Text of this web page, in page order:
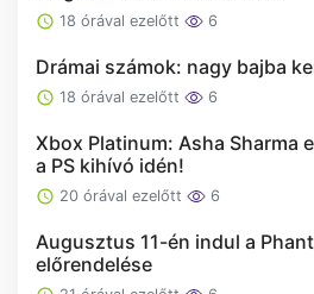
18 órával ezelőtt 6
Drámai számok: nagy bajba
18 órával ezelőtt 6
Xbox Platinum: Asha Sharma
a PS kihívó idén!
20 órával ezelőtt 6
Augusztus 11-én indul a
előrendelése